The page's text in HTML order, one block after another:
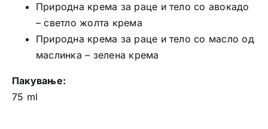
Природна крема за раце и тело со авокадо
– светло жолта крема
Природна крема за раце и тело со масло од
маслинка – зелена крема
Пакување:
75 ml